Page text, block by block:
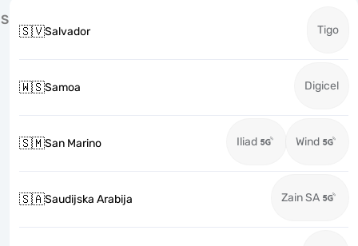
S
🇸🇻Salvador Tigo
🇼🇸Samoa Digicel
🇸🇲San Marino Iliad Wind
🇸🇦Saudijska Arabija Zain SA